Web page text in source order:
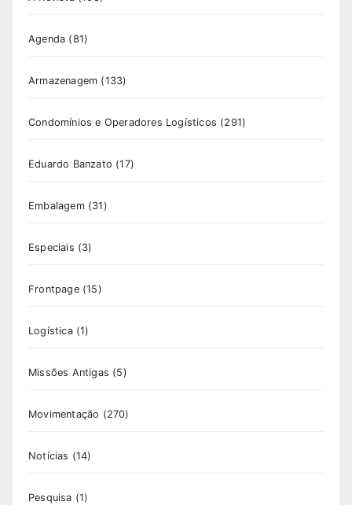
Agenda (81)
Armazenagem (133)
Condomínios e Operadores Logísticos (291)
Eduardo Banzato (17)
Embalagem(31)
Especiais (3)
Frontpage(15)
Logística(1)
Missões Antigas (5)
Movimentação (270)
Notícias (14)
Pesquisa (1)